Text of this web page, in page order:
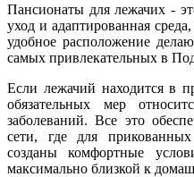
Пансионаты для лежачих -
уход и адаптированная
удобное расположение
самых привлекательных в
Если лежачий находится в
обязательных мер
заболеваний. Все это
сети, где для
созданы комфортные
максимально близкой к